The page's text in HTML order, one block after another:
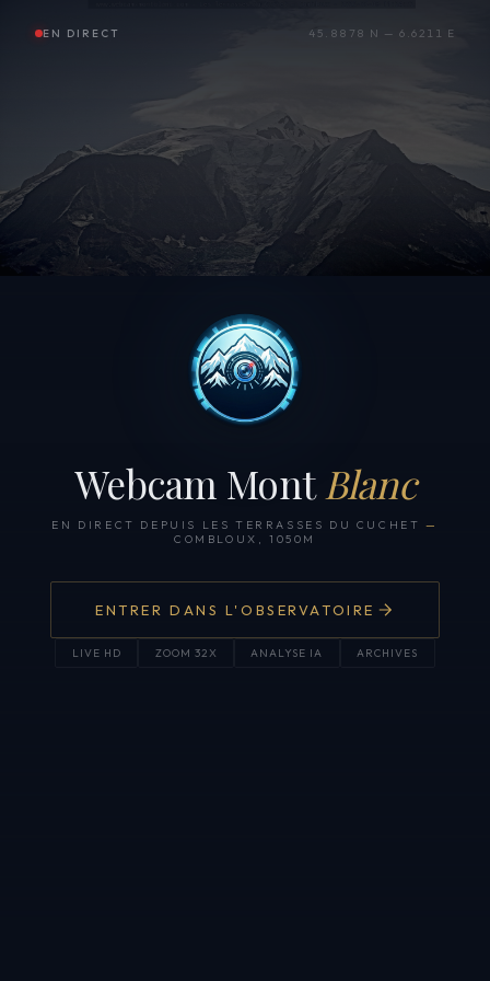
EN DIRECT 45.8878 N — 6.6211 E
Webcam Mont Blanc
EN DIRECT DEPUIS LES TERRASSES DU CUCHET —
COMBLOUX, 1050M
ENTRER DANS L'OBSERVATOIRE
LIVE HD ZOOM 32X ANALYSE IA ARCHIVES